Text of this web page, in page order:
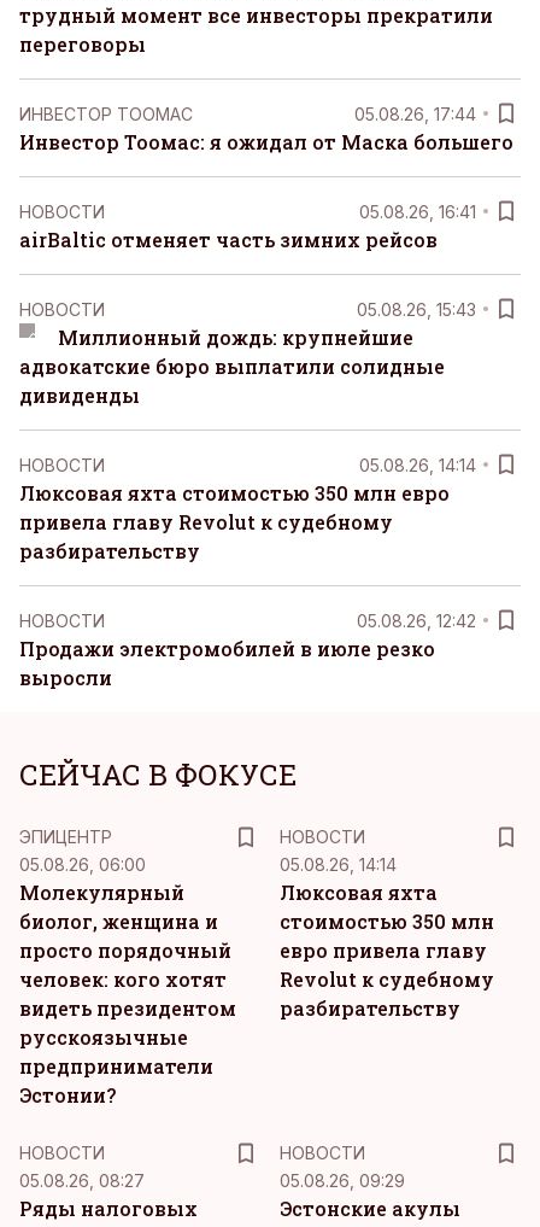
трудный момент все инвесторы прекратили
переговоры
ИНВЕСТОР ТООМАС 05.08.26, 17:44
Инвестор Тоомас: я ожидал от Маска большего
НОВОСТИ 05.08.26, 16:41
airBaltic отменяет часть зимних рейсов
НОВОСТИ 05.08.26, 15:43
Миллионный дождь: крупнейшие
адвокатские бюро выплатили солидные
дивиденды
НОВОСТИ 05.08.26, 14:14
Люксовая яхта стоимостью 350 млн евро
привела главу Revolut к судебному
разбирательству
НОВОСТИ 05.08.26, 12:42
Продажи электромобилей в июле резко
выросли
СЕЙЧАС В ФОКУСЕ
ЭПИЦЕНТР
05.08.26, 06:00
Молекулярный
биолог, женщина и
просто порядочный
человек: кого хотят
видеть президентом
русскоязычные
предприниматели
Эстонии?
НОВОСТИ
05.08.26, 14:14
Люксовая яхта
стоимостью 350 млн
евро привела главу
Revolut к судебному
разбирательству
НОВОСТИ
05.08.26, 08:27
Ряды налоговых
НОВОСТИ
05.08.26, 09:29
Эстонские акулы